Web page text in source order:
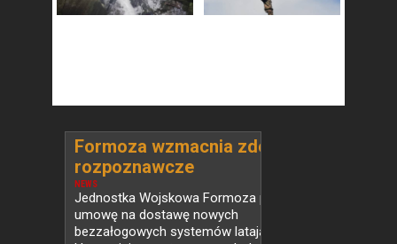
NEWS
Formoza wzmacnia zdolności
rozpoznawcze
Jednostka Wojskowa Formoza podpisała
umowę na dostawę nowych
bezzałogowych systemów latających